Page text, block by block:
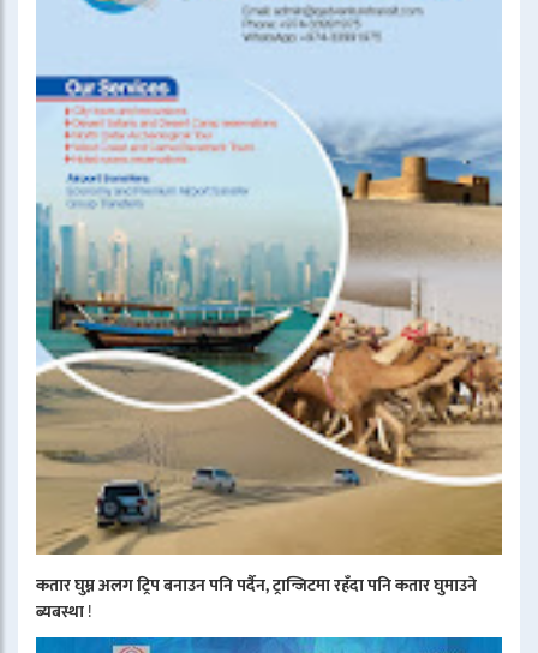
कतार घुम्न अलग ट्रिप बनाउन पनि पर्दैन, ट्रान्जिटमा रहँदा पनि कतार घुमाउने
ब्यबस्था!